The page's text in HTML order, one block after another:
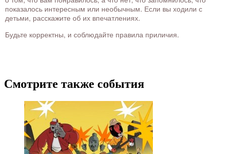
показалось интересным или необычным. Если вы ходили с
детьми, расскажите об их впечатлениях.
Будьте корректны, и соблюдайте правила приличия.
Смотрите также события